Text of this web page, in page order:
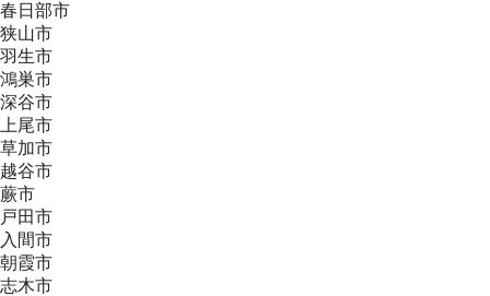
春日部市
狭山市
羽生市
鴻巣市
深谷市
上尾市
草加市
越谷市
蕨市
戸田市
入間市
朝霞市
志木市